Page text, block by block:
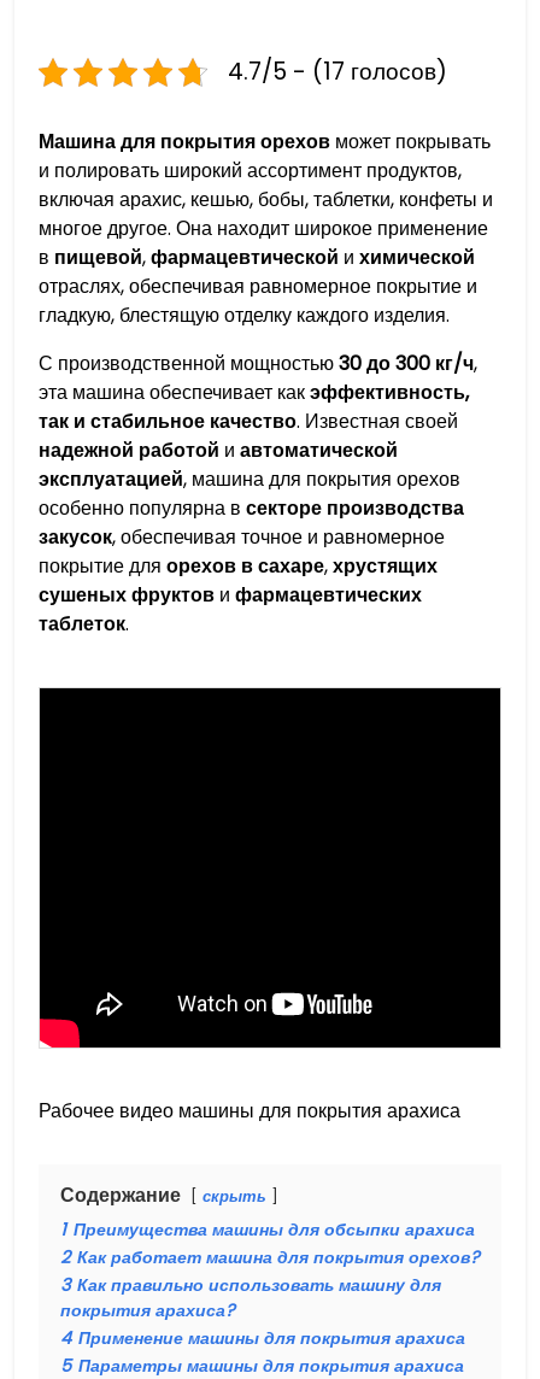
4.7/5 - (17 голосов)
Машина для покрытия орехов может покрывать
и полировать широкий ассортимент продуктов,
включая арахис, кешью, бобы, таблетки, конфеты и
многое другое. Она находит широкое применение
в пищевой,фармацевтической и химической
отраслях, обеспечивая равномерное покрытие и
гладкую, блестящую отделку каждого изделия.
С производственной мощностью30 до 300 кг/ч,
эта машина обеспечивает какэффективность,
так и стабильное качество. Известная своей
надежной работой и автоматической
эксплуатацией, машина для покрытия орехов
особенно популярна в секторе производства
закусок, обеспечивая точное и равномерное
покрытие для орехов в сахаре,хрустящих
сушеных фруктов и фармацевтических
таблеток.
Рабочее видео машины для покрытия арахиса
Содержание скрыть
1 Преимущества машины для обсыпки арахиса
2 Как работает машина для покрытия орехов?
3 Как правильно использовать машину для
покрытия арахиса?
4 Применение машины для покрытия арахиса
5 Параметры машины для покрытия арахиса